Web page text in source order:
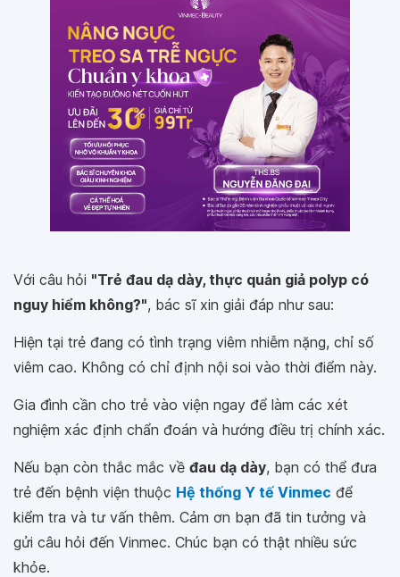
Với câu hỏi "Trẻ đau dạ dày, thực quản giả polyp có
nguy hiểm không?", bác sĩ xin giải đáp như sau:
Hiện tại trẻ đang có tình trạng viêm nhiễm nặng, chỉ số
viêm cao. Không có chỉ định nội soi vào thời điểm này.
Gia đình cần cho trẻ vào viện ngay để làm các xét
nghiệm xác định chẩn đoán và hướng điều trị chính xác.
Nếu bạn còn thắc mắc về đau dạ dày, bạn có thể đưa
trẻ đến bệnh viện thuộc Hệ thống Y tế Vinmec để
kiểm tra và tư vấn thêm. Cảm ơn bạn đã tin tưởng và
gửi câu hỏi đến Vinmec. Chúc bạn có thật nhiều sức
khỏe.